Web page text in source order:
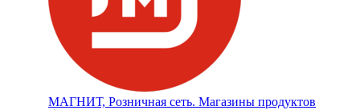
МАГНИТ, Розничная сеть. Магазины продуктов